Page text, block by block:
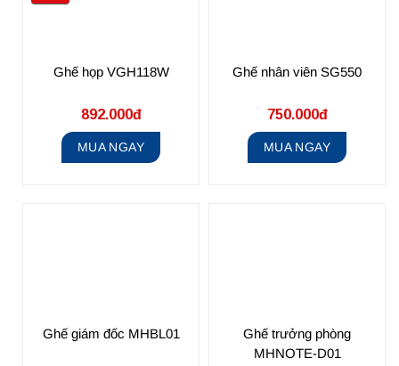
Ghế họp VGH118W
892.000đ
MUA NGAY
Ghế nhân viên SG550
750.000đ
MUA NGAY
Ghế giám đốc MHBL01
Ghế trưởng phòng
MHNOTE-D01